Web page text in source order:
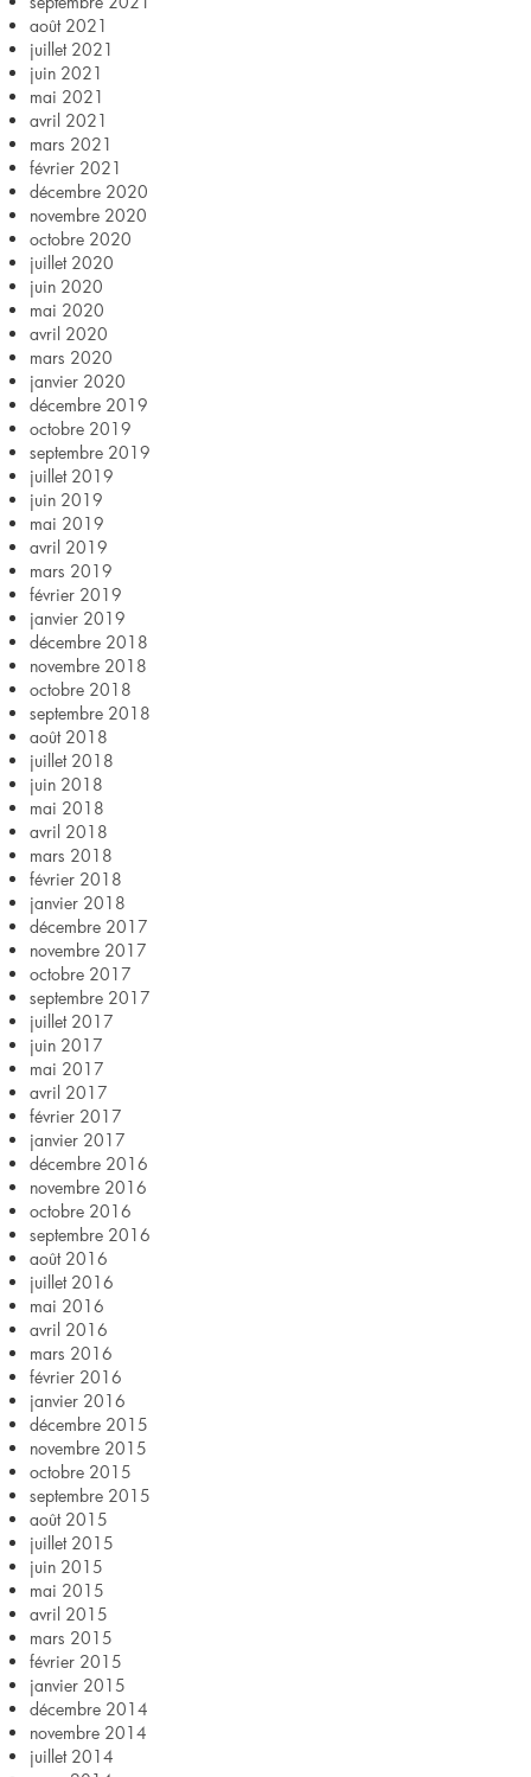
août 2021
juillet 2021
juin 2021
mai 2021
avril 2021
mars 2021
février 2021
décembre 2020
novembre 2020
octobre 2020
juillet 2020
juin 2020
mai 2020
avril 2020
mars 2020
janvier 2020
décembre 2019
octobre 2019
septembre 2019
juillet 2019
juin 2019
mai 2019
avril 2019
mars 2019
février 2019
janvier 2019
décembre 2018
novembre 2018
octobre 2018
septembre 2018
août 2018
juillet 2018
juin 2018
mai 2018
avril 2018
mars 2018
février 2018
janvier 2018
décembre 2017
novembre 2017
octobre 2017
septembre 2017
juillet 2017
juin 2017
mai 2017
avril 2017
février 2017
janvier 2017
décembre 2016
novembre 2016
octobre 2016
septembre 2016
août 2016
juillet 2016
mai 2016
avril 2016
mars 2016
février 2016
janvier 2016
décembre 2015
novembre 2015
octobre 2015
septembre 2015
août 2015
juillet 2015
juin 2015
mai 2015
avril 2015
mars 2015
février 2015
janvier 2015
décembre 2014
novembre 2014
juillet 2014